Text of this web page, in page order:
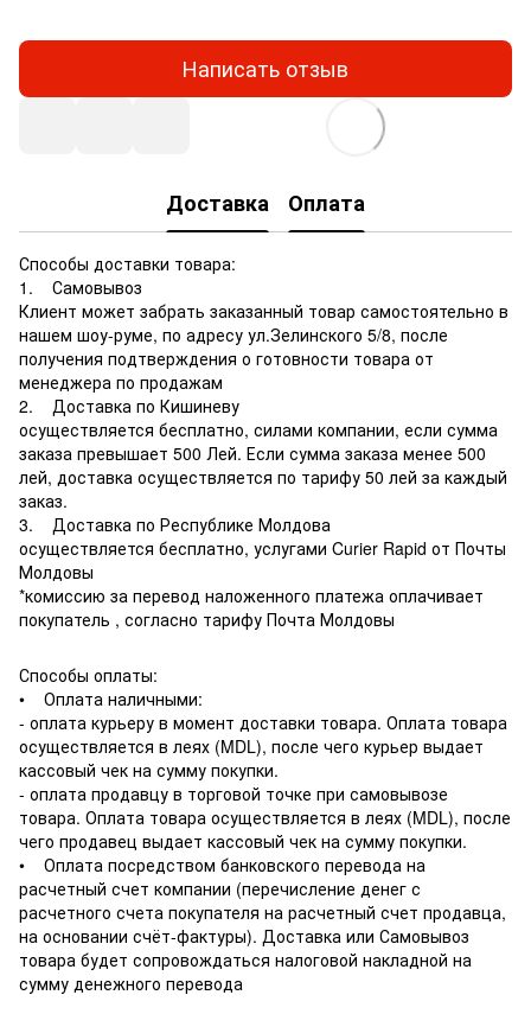
Написать отзыв
Доставка Оплата
Способы доставки товара:
1. Самовывоз
Клиент может забрать заказанный товар самостоятельно в
нашем шоу-руме, по адресу ул.Зелинского 5/8, после
получения подтверждения о готовности товара от
менеджера по продажам
2. Доставка по Кишиневу
осуществляется бесплатно, силами компании, если сумма
заказа превышает 500 Лей. Если сумма заказа менее 500
лей, доставка осуществляется по тарифу 50 лей за каждый
заказ.
3. Доставка по Республике Молдова
осуществляется бесплатно, услугами Curier Rapid от Почты
Молдовы
*комиссию за перевод наложенного платежа оплачивает
покупатель , согласно тарифу Почта Молдовы
Способы оплаты:
• Оплата наличными:
- оплата курьеру в момент доставки товара. Оплата товара
осуществляется в леях (MDL), после чего курьер выдает
кассовый чек на сумму покупки.
- оплата продавцу в торговой точке при самовывозе
товара. Оплата товара осуществляется в леях (MDL), после
чего продавец выдает кассовый чек на сумму покупки.
• Оплата посредством банковского перевода на
расчетный счет компании (перечисление денег с
расчетного счета покупателя на расчетный счет продавца,
на основании счёт-фактуры). Доставка или Самовывоз
товара будет сопровождаться налоговой накладной на
сумму денежного перевода